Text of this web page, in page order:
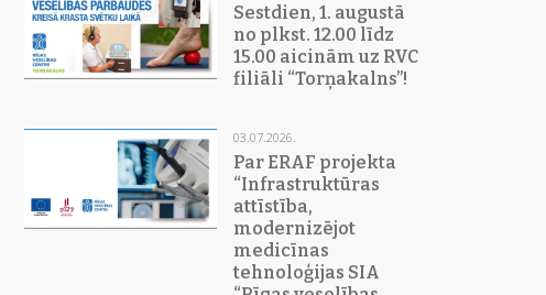
Sestdien, 1. augustā
no plkst. 12.00 līdz
15.00 aicinām uz RVC
filiāli “Torņakalns”!
03.07.2026.
Par ERAF projekta
“Infrastruktūras
attīstība,
modernizējot
medicīnas
tehnoloģijas SIA